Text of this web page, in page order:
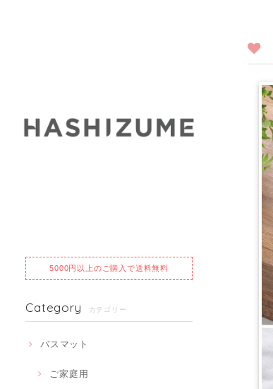
5000円以上のご購入で送料無料
Category カテゴリー
バスマット
ご家庭用